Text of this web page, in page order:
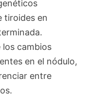
tiroides en
los cambios
en el nódulo,
entre